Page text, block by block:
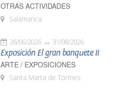
OTRAS ACTIVIDADES
Salamanca
26/06/2026 31/08/2026
Exposición El gran banquete II
ARTE / EXPOSICIONES
Santa Marta de Tormes